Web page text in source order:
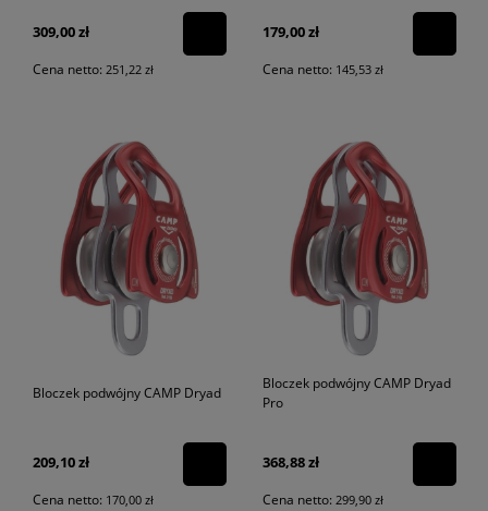
309,00 zł
Cena netto: 251,22 zł
179,00 zł
Cena netto: 145,53 zł
Bloczek podwójny CAMP Dryad
209,10 zł
Cena netto: 170,00 zł
Bloczek podwójny CAMP Dryad
Pro
368,88 zł
Cena netto: 299,90 zł